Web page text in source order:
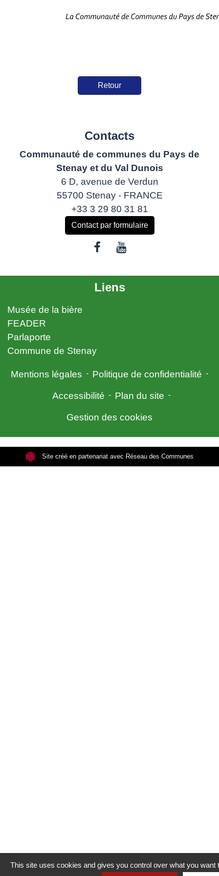
Retour
Contacts
Communauté de communes du Pays de
Stenay et du Val Dunois
6 D, avenue de Verdun
55700 Stenay - FRANCE
+33 3 29 80 31 81
Contact par formulaire
Liens
Musée de la bière
FEADER
Parlaporte
Commune de Stenay
Mentions légales - Politique de confidentialité -
Accessibilité - Plan du site -
Gestion des cookies
Site créé en partenariat avec Réseau des Communes
This site uses cookies and gives you control over what you want